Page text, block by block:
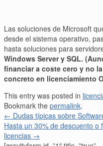
Las soluciones de Microsoft
desde el sistema operativo,
hasta soluciones para
Windows Server y SQL.
financiar a coste cero y no
concreto en licenciamiento
This entry was posted in
Bookmark the permalink.
← Dudas típicas sobre
Hasta un 30% de descuento
licencias →